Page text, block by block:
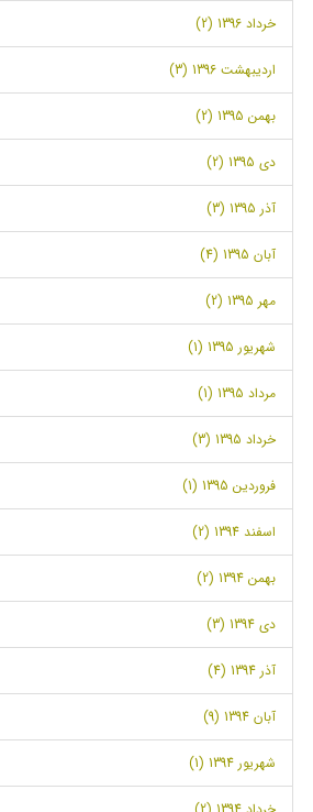
خرداد 1396 (2)
اردیبهشت 1396 (3)
بهمن 1395 (2)
دی 1395 (2)
آذر 1395 (3)
آبان 1395 (4)
مهر 1395 (2)
شهریور 1395 (1)
مرداد 1395 (1)
خرداد 1395 (3)
فروردین 1395 (1)
اسفند 1394 (2)
بهمن 1394 (2)
دی 1394 (3)
آذر 1394 (4)
آبان 1394 (9)
شهریور 1394 (1)